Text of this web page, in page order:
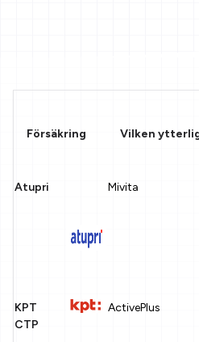
Försäkring Vilken
Atupri Mivita
KPT
CTP
ActivePlus